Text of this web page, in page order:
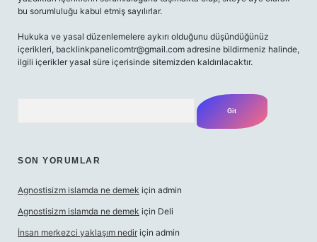
bu sorumluluğu kabul etmiş sayılırlar.
Hukuka ve yasal düzenlemelere aykırı olduğunu düşündüğünüz
içerikleri, backlinkpanelicomtr@gmail.com adresine bildirmeniz halinde,
ilgili içerikler yasal süre içerisinde sitemizden kaldırılacaktır.
SON YORUMLAR
Agnostisizm islamda ne demek için admin
Agnostisizm islamda ne demek için Deli
İnsan merkezci yaklaşım nedir için admin